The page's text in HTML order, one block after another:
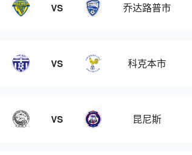
VS 乔达路普市
VS 科克本市
VS 昆尼斯